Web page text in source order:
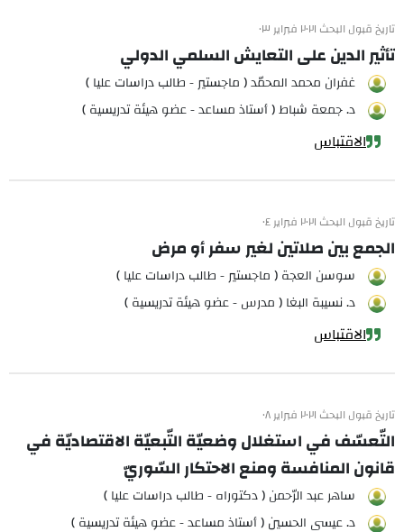
تاريخ قبول البحث ٢٠٢١ فبراير ٠٣
تأثير الدين على التعايش السلمي الدولي
غفران محمد المحمّد ( ماجستير - طالب دراسات عليا )
د. جمعة شباط ( أستاذ مساعد - عضو هيئة تدريسية )
الاقتباس
تاريخ قبول البحث ٢٠٢١ فبراير ٠٤
الجمع بين صلاتين لغير سفر أو مرض
سوسن العجة ( ماجستير - طالب دراسات عليا )
د. نسيبة البغا ( مدرس - عضو هيئة تدريسية )
الاقتباس
تاريخ قبول البحث ٢٠٢١ فبراير ٠٨
التّعسّف في استغلال وضعيّة التّبعيّة الاقتصاديّة في
قانون المنافسة ومنع الاحتكار السّوريّ
ساهر عبد الرّحمن ( دكتوراه - طالب دراسات عليا )
د. عيسى الحسين ( أستاذ مساعد - عضو هيئة تدريسية )